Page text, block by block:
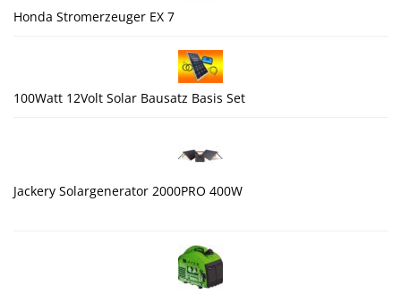
Honda Stromerzeuger EX 7
100Watt 12Volt Solar Bausatz Basis Set
Jackery Solargenerator 2000PRO 400W